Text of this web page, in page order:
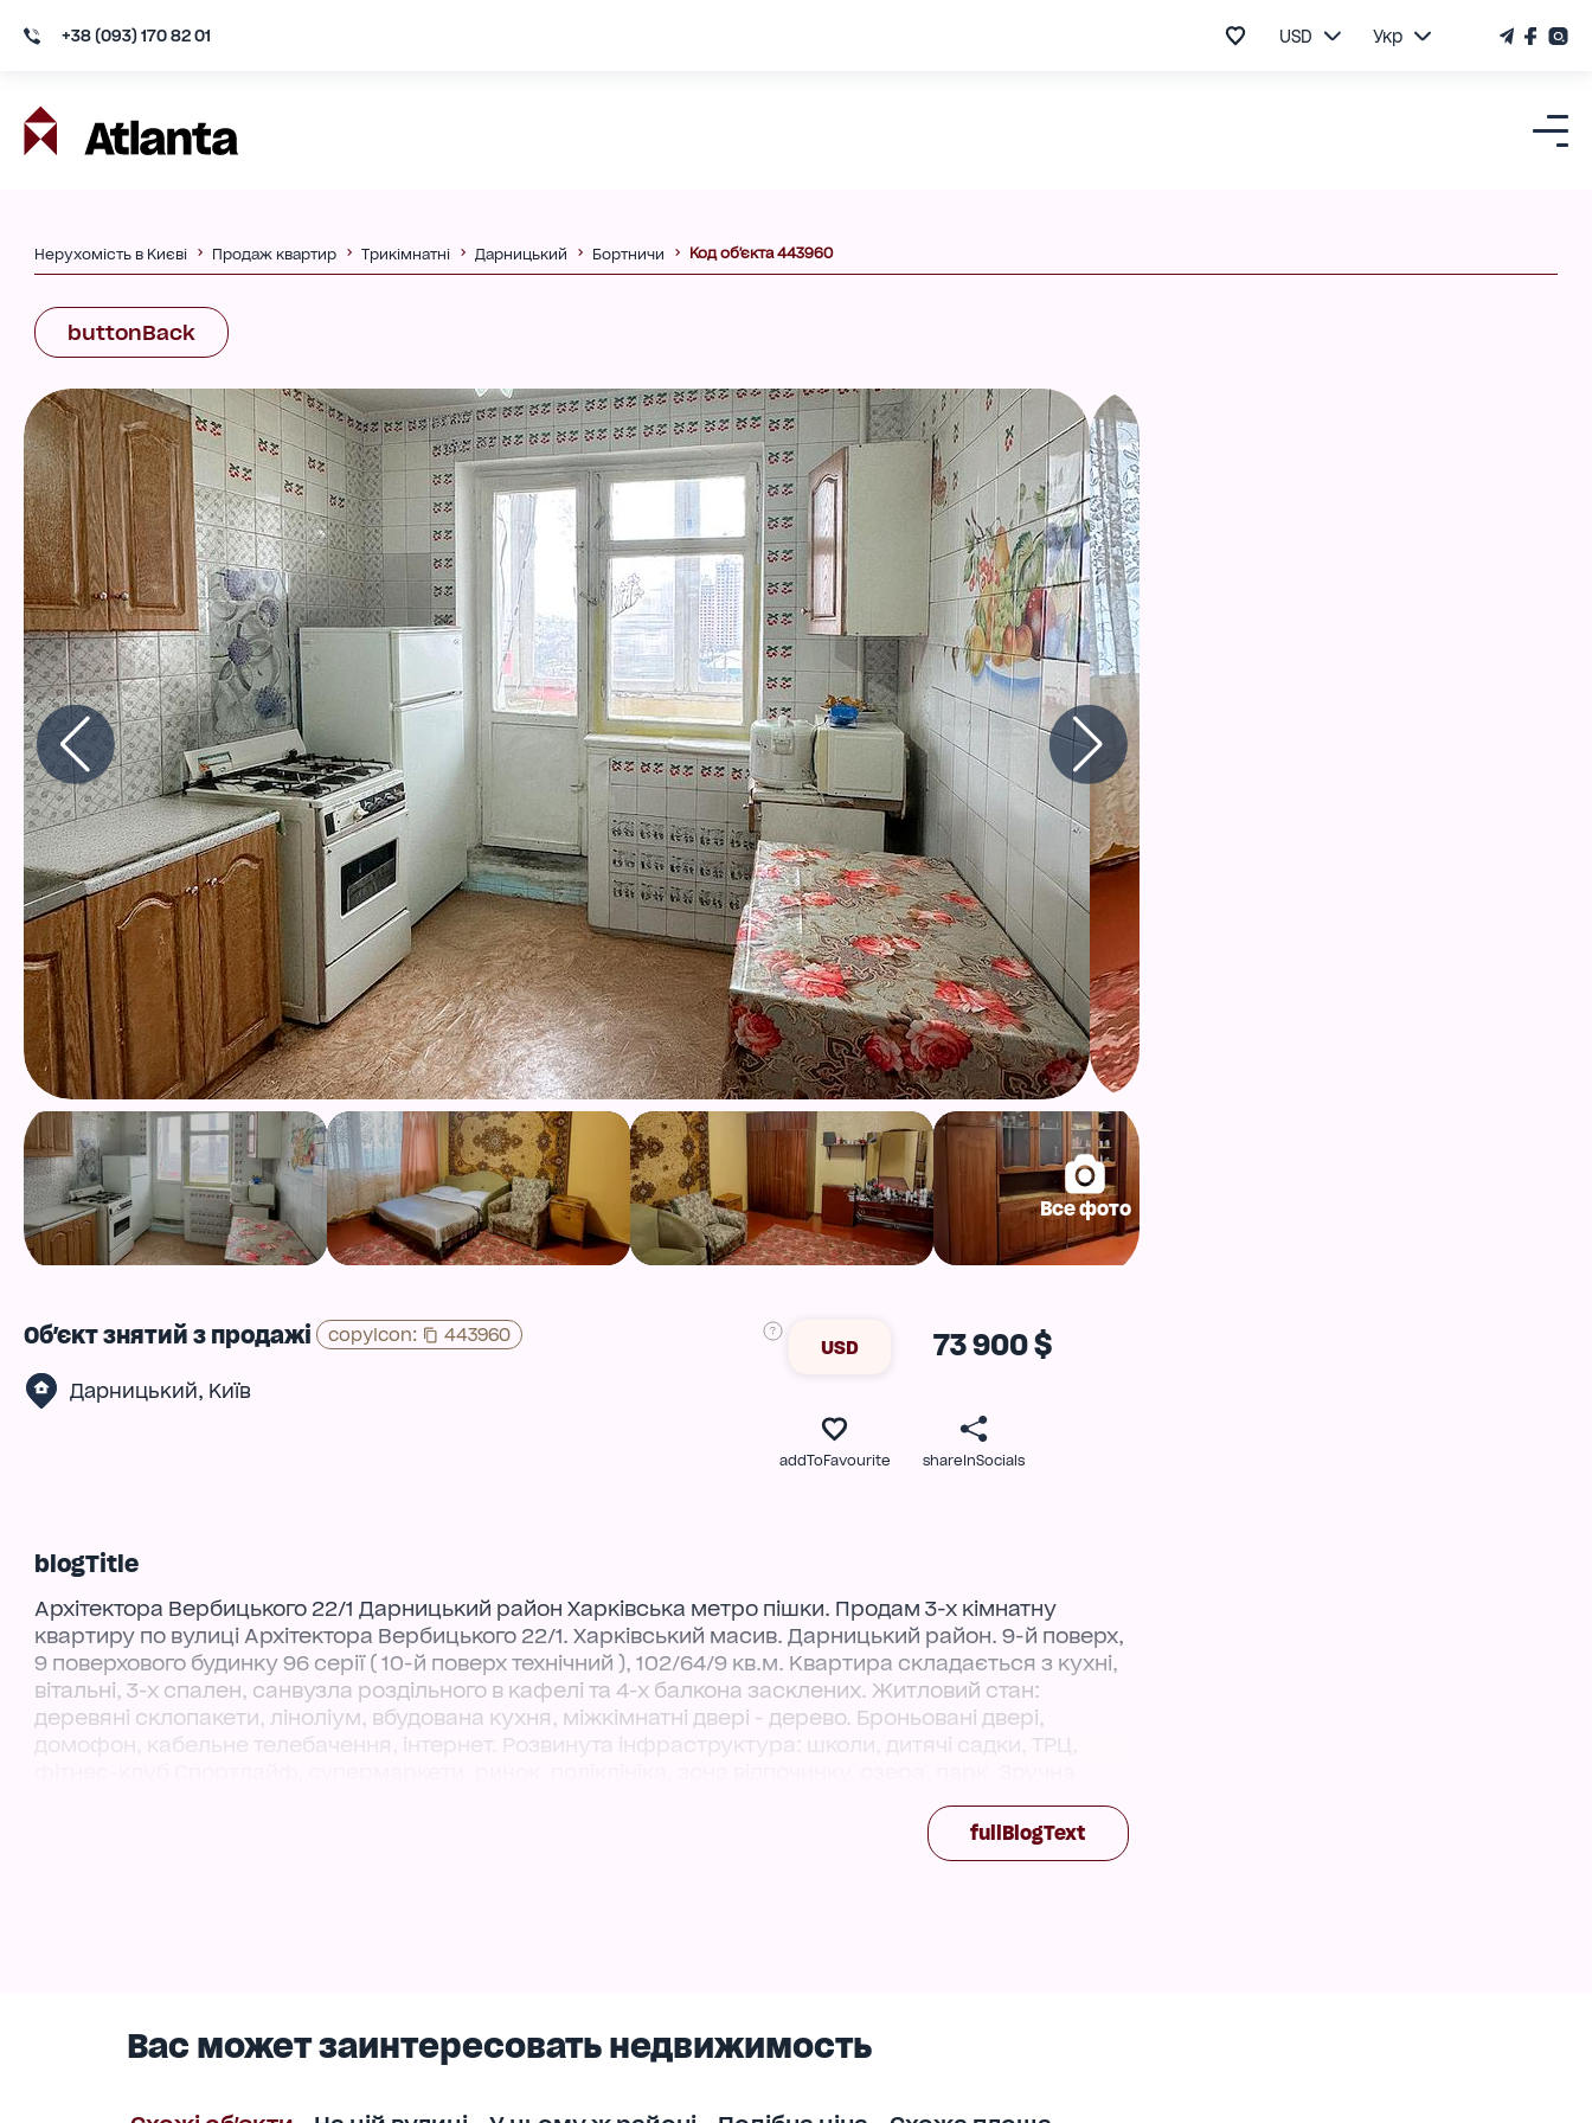
+38 (093) 170 82 01 USD Укр
Нерухомість в Києві Продаж квартир Трикімнатні Дарницький Бортничи Код об'єкта 443960
buttonBack
Все фото
Об'єкт знятий з продажі copyIcon: 443960
Дарницький, Київ
USD 73 900 $
addToFavourite shareInSocials
blogTitle
Архітектора Вербицького 22/1 Дарницький район Харківська метро пішки. Продам 3-х кімнатну
квартиру по вулиці Архітектора Вербицького 22/1. Харківський масив. Дарницький район. 9-й поверх,
9 поверхового будинку 96 серії ( 10-й поверх технічний ), 102/64/9 кв.м. Квартира складається з кухні,
вітальні, 3-х спален, санвузла роздільного в кафелі та 4-х балкона засклених. Житловий стан:
деревяні склопакети, ліноліум, вбудована кухня, міжкімнатні двері - дерево. Броньовані двері,
домофон, кабельне телебачення, інтернет. Розвинута інфраструктура: школи, дитячі садки, ТРЦ,
fullBlogText
Вас может заинтересовать недвижимость